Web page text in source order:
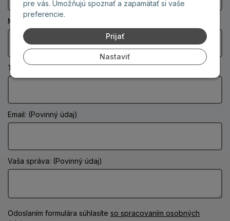
pre vás. Umožňujú spoznať a zapamätať si vaše
preferencie.
Prijať
Nastaviť
Mesto: (Povinný údaj)
Telefón:
Email: (Povinný údaj)
Vaša správa: (Povinný údaj)
Odoslaním formulára súhlasíte so spracovaním osobných